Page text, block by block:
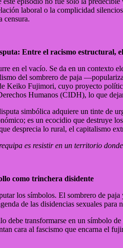
laboral o la complicidad
censura.
Entre el racismo estructural,
en el vacío. Se da en un contexto
del sombrero de paja
Keiko Fujimori, cuyo proyecto
Humanos (CIDH), lo que
simbólica adquiere un tinte de
es un ecocidio que destruye
desprecia lo rural, el capitalismo
es resistir en un territorio
como trinchera disidente
los símbolos. El sombrero de
de las disidencias sexuales para
debe transformarse en un símbolo
cara al fascismo que encarna el